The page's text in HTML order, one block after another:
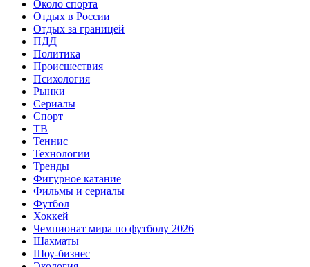
Около спорта
Отдых в России
Отдых за границей
ПДД
Политика
Происшествия
Психология
Рынки
Сериалы
Спорт
ТВ
Теннис
Технологии
Тренды
Фигурное катание
Фильмы и сериалы
Футбол
Хоккей
Чемпионат мира по футболу 2026
Шахматы
Шоу-бизнес